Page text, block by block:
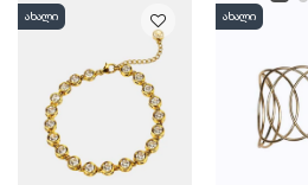
ახალი ახალი